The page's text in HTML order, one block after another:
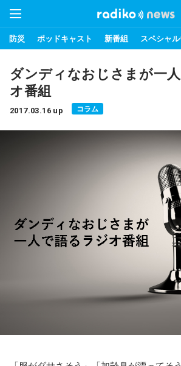
防災 ポッドキャスト 新番組 スペシャ
ダンディなおじさまが一
オ番組
2017.03.16 up コラム